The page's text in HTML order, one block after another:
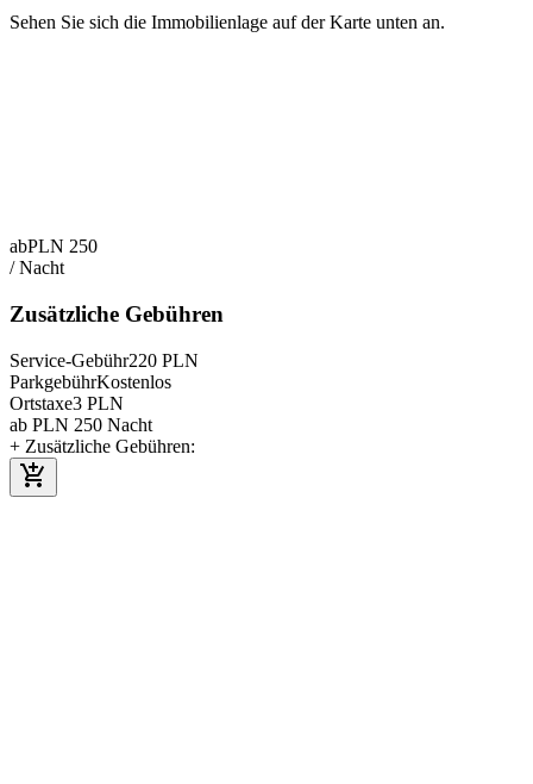
Sehen Sie sich die Immobilienlage auf der Karte unten an.
abPLN 250
/Nacht
Zusätzliche Gebühren
Service-Gebühr220 PLN
ParkgebührKostenlos
Ortstaxe3 PLN
ab PLN 250 Nacht
+ Zusätzliche Gebühren: